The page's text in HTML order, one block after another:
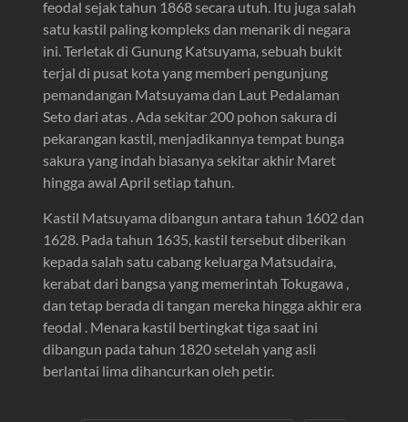
feodal sejak tahun 1868 secara utuh. Itu juga salah
satu kastil paling kompleks dan menarik di negara
ini. Terletak di Gunung Katsuyama, sebuah bukit
terjal di pusat kota yang memberi pengunjung
pemandangan Matsuyama dan Laut Pedalaman
Seto dari atas . Ada sekitar 200 pohon sakura di
pekarangan kastil, menjadikannya tempat bunga
sakura yang indah biasanya sekitar akhir Maret
hingga awal April setiap tahun.
Kastil Matsuyama dibangun antara tahun 1602 dan
1628. Pada tahun 1635, kastil tersebut diberikan
kepada salah satu cabang keluarga Matsudaira,
kerabat dari bangsa yang memerintah Tokugawa ,
dan tetap berada di tangan mereka hingga akhir era
feodal . Menara kastil bertingkat tiga saat ini
dibangun pada tahun 1820 setelah yang asli
berlantai lima dihancurkan oleh petir.